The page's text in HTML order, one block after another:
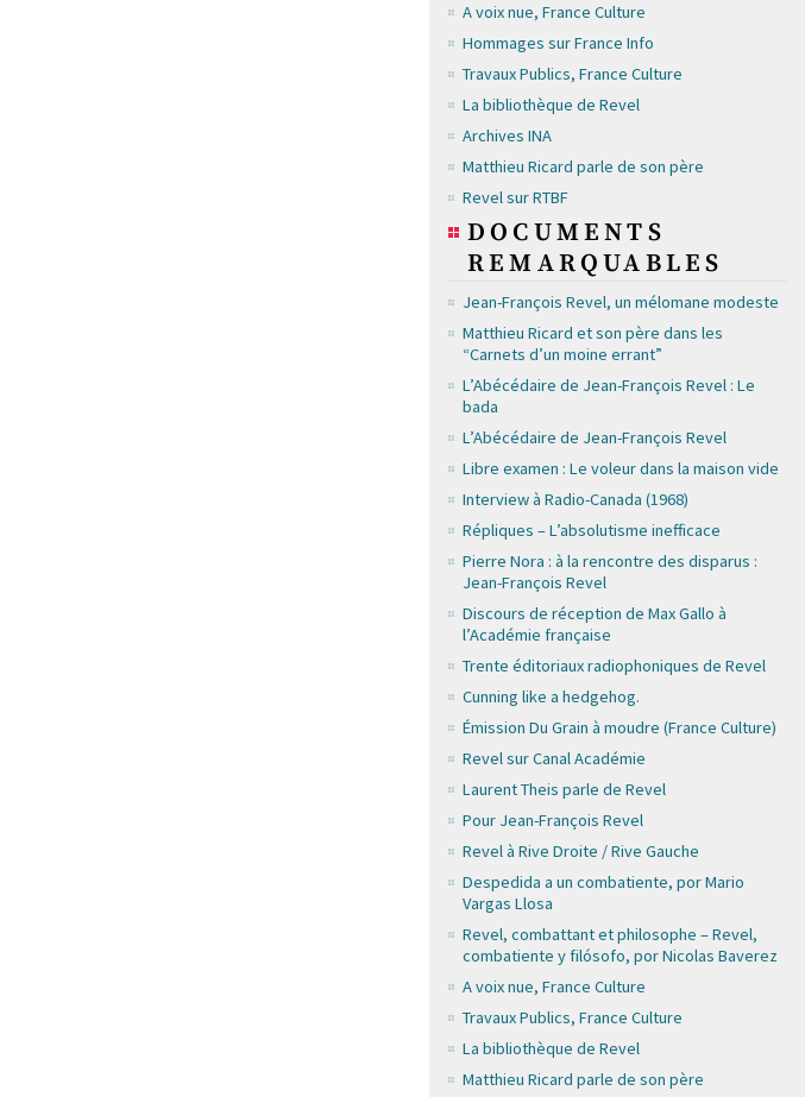
A voix nue, France Culture
Hommages sur France Info
Travaux Publics, France Culture
La bibliothèque de Revel
Archives INA
Matthieu Ricard parle de son père
Revel sur RTBF
DOCUMENTS
REMARQUABLES
Jean-François Revel, un mélomane modeste
Matthieu Ricard et son père dans les
“Carnets d’un moine errant”
L’Abécédaire de Jean-François Revel : Le
bada
L’Abécédaire de Jean-François Revel
Libre examen : Le voleur dans la maison vide
Interview à Radio-Canada (1968)
Répliques – L’absolutisme inefficace
Pierre Nora : à la rencontre des disparus :
Jean-François Revel
Discours de réception de Max Gallo à
l’Académie française
Trente éditoriaux radiophoniques de Revel
Cunning like a hedgehog.
Émission Du Grain à moudre (France Culture)
Revel sur Canal Académie
Laurent Theis parle de Revel
Pour Jean-François Revel
Revel à Rive Droite / Rive Gauche
Despedida a un combatiente, por Mario
Vargas Llosa
Revel, combattant et philosophe – Revel,
combatiente y filósofo, por Nicolas Baverez
A voix nue, France Culture
Travaux Publics, France Culture
La bibliothèque de Revel
Matthieu Ricard parle de son père